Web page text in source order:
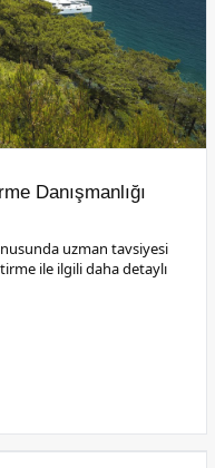
Danışmanlığı
uzman tavsiyesi
ile ilgili daha detaylı